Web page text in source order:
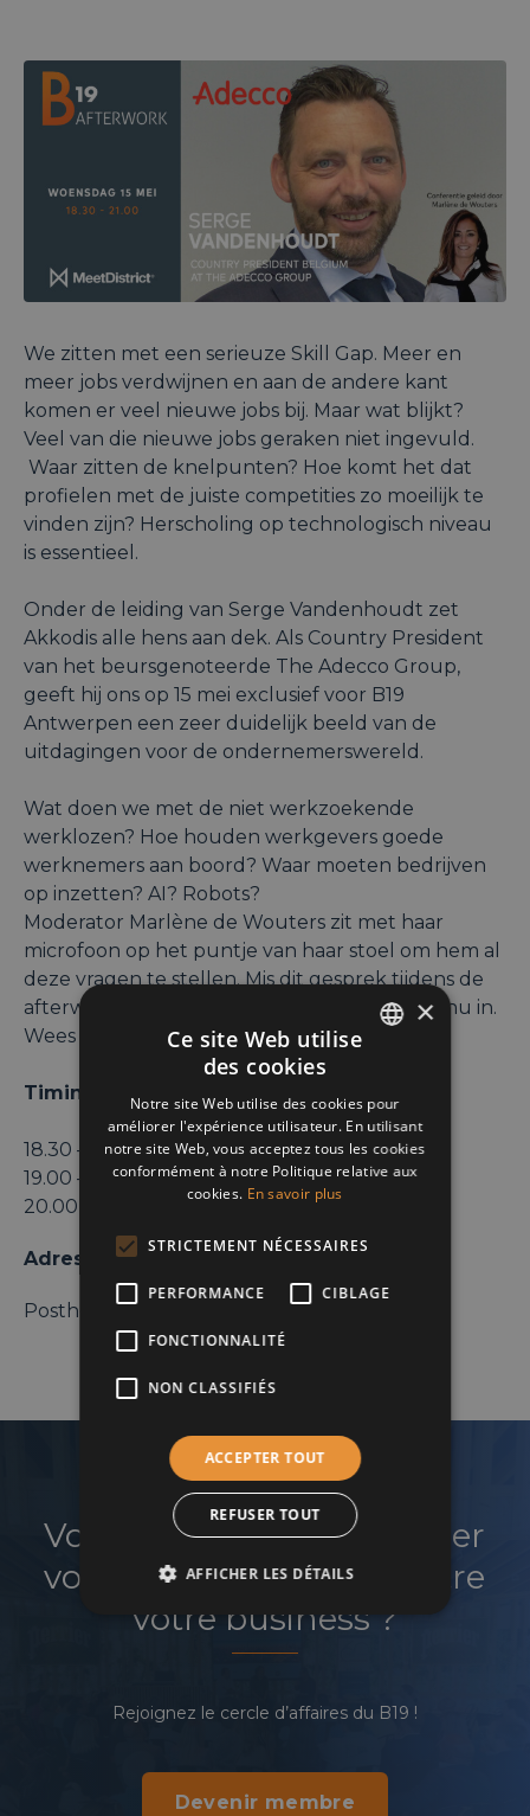
We zitten met een serieuze Skill Gap. Meer en
meer jobs verdwijnen en aan de andere kant
komen er veel nieuwe jobs bij. Maar wat blijkt?
Veel van die nieuwe jobs geraken niet ingevuld.
Waar zitten de knelpunten? Hoe komt het dat
profielen met de juiste competities zo moeilijk te
vinden zijn? Herscholing op technologisch niveau
is essentieel.
Onder de leiding van Serge Vandenhoudt zet
Akkodis alle hens aan dek. Als Country President
van het beursgenoteerde The Adecco Group,
geeft hij ons op 15 mei exclusief voor B19
Antwerpen een zeer duidelijk beeld van de
uitdagingen voor de ondernemerswereld.
Wat doen we met de niet werkzoekende
werklozen? Hoe houden werkgevers goede
werknemers aan boord? Waar moeten bedrijven
op inzetten? AI? Robots?
Moderator Marlène de Wouters zit met haar
microfoon op het puntje van haar stoel om hem al
deze vragen te stellen. Mis dit gesprek tijdens de
afterwork op woensdag 15 mei niet. Schrijf u nu in.
Wees klaar voor de toekomst!
Timing :
18.30 – 19.00 : Onthaal
19.00 – 20.00 : Conferentie
20.00 – 21.00: Drink & Networking
Adresse :
Posthofbrug, 6 – 2600 Berchem
Vous souhaitez développer
votre réseau et faire croître
votre business ?
Rejoignez le cercle d’affaires du B19 !
Devenir membre
FRENCH
DUTCH
×
Ce site Web utilise
des cookies
Notre site Web utilise des cookies pour
améliorer l'expérience utilisateur. En utilisant
notre site Web, vous acceptez tous les cookies
conformément à notre Politique relative aux
cookies. En savoir plus
STRICTEMENT NÉCESSAIRES
PERFORMANCE CIBLAGE
FONCTIONNALITÉ
NON CLASSIFIÉS
ACCEPTER TOUT
REFUSER TOUT
AFFICHER LES DÉTAILS